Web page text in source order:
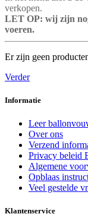
verkopen.
LET OP: wij zijn
voeren.
Er zijn geen
Verder
Informatie
Leer
Over ons
Verzend
Privacy beleid
Algemene
Opblaas
Veel gestelde
Klantenservice